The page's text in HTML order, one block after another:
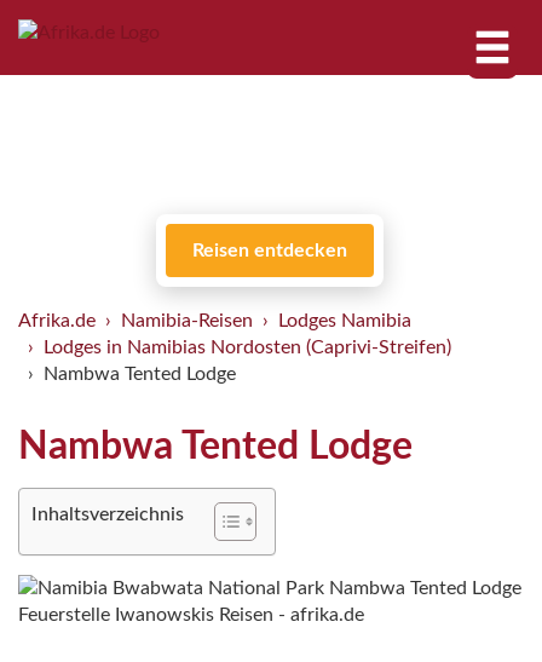
Reisen entdecken
Afrika.de Namibia-Reisen
Lodges Namibia
Lodges in Namibias Nordosten (Caprivi-Streifen)
Nambwa Tented Lodge
Nambwa Tented Lodge
Inhaltsverzeichnis